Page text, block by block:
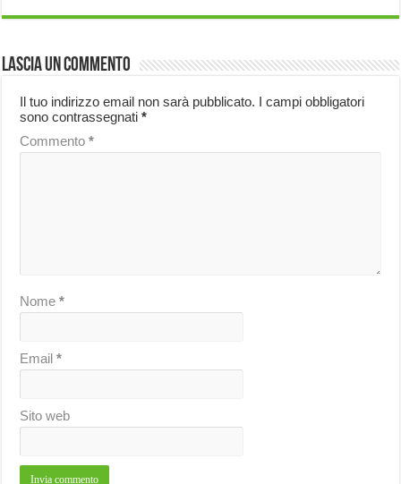
Lascia un commento
Il tuo indirizzo email non sarà pubblicato. I campi obbligatori
sono contrassegnati*
Commento*
Nome*
Email*
Sito web